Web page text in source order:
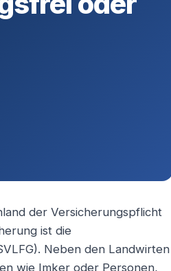
der Versicherungspflicht
ist die
Neben den Landwirten
wie Imker oder Personen,